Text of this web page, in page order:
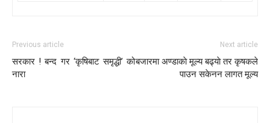
Previous article
सरकार ! बन्द गर ‘कृषिबाट समृद्धी’ को
नारा
Next article
बजारमा अण्डाकाे मूल्य बढ्याे तर कृषकले
पाउन सकेनन लागत मूल्य